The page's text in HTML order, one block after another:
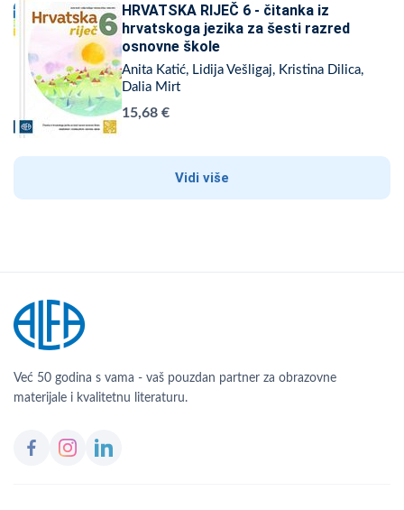
HRVATSKA RIJEČ 6 - čitanka iz
hrvatskoga jezika za šesti razred
osnovne škole
Anita Katić, Lidija Vešligaj, Kristina Dilica,
Dalia Mirt
15,68 €
Vidi više
Već 50 godina s vama - vaš pouzdan partner za obrazovne
materijale i kvalitetnu literaturu.